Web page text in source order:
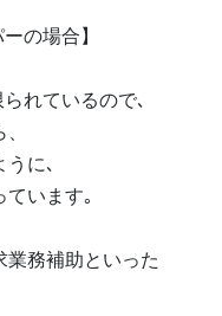
の場合】
れているので､
に､
います｡
務補助といった